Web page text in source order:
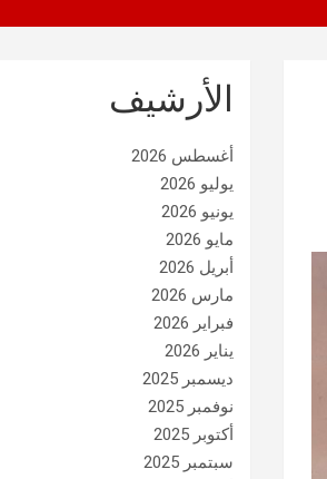
الأرشيف
أغسطس 2026
يوليو 2026
يونيو 2026
مايو 2026
أبريل 2026
مارس 2026
فبراير 2026
يناير 2026
ديسمبر 2025
نوفمبر 2025
أكتوبر 2025
سبتمبر 2025